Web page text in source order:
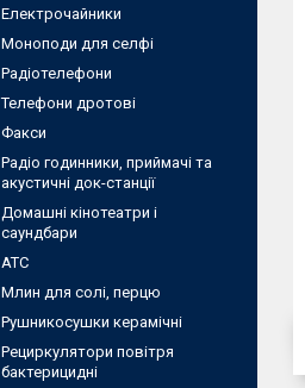
Електрочайники
Моноподи для селфі
Радіотелефони
Телефони дротові
Факси
Радіо годинники, приймачі та
акустичні док-станції
Домашні кінотеатри і
саундбари
АТС
Млин для солi, перцю
Рушникосушки керамічні
Рециркулятори повітря
бактерицидні